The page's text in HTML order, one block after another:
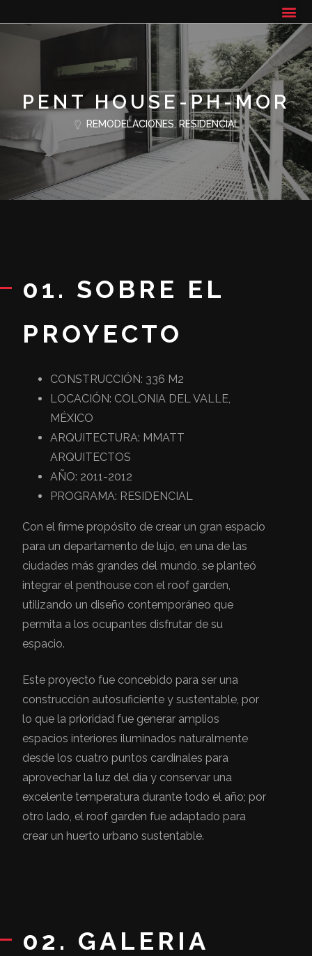
PENT HOUSE-PH-MOR
REMODELACIONES,RESIDENCIAL
01. SOBRE EL
PROYECTO
CONSTRUCCIÓN: 336 M2
LOCACIÓN: COLONIA DEL VALLE,
MÉXICO
ARQUITECTURA: MMATT
ARQUITECTOS
AÑO: 2011-2012
PROGRAMA: RESIDENCIAL
Con el firme propósito de crear un gran espacio
para un departamento de lujo, en una de las
ciudades más grandes del mundo, se planteó
integrar el penthouse con el roof garden,
utilizando un diseño contemporáneo que
permita a los ocupantes disfrutar de su
espacio.
Este proyecto fue concebido para ser una
construcción autosuficiente y sustentable, por
lo que la prioridad fue generar amplios
espacios interiores iluminados naturalmente
desde los cuatro puntos cardinales para
aprovechar la luz del día y conservar una
excelente temperatura durante todo el año; por
otro lado, el roof garden fue adaptado para
crear un huerto urbano sustentable.
02. GALERIA